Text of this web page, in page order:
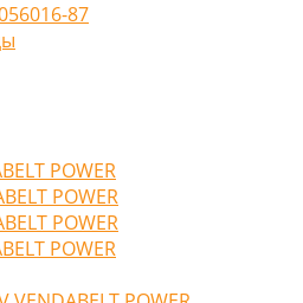
87
POWER
POWER
POWER
POWER